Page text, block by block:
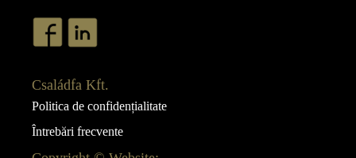
Családfa Kft.
Politica de confidențialitate
Întrebări frecvente